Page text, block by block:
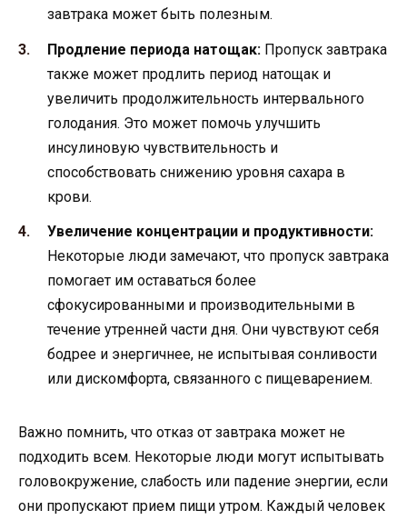
завтрака может быть полезным.
Продление периода натощак: Пропуск завтрака
также может продлить период натощак и
увеличить продолжительность интервального
голодания. Это может помочь улучшить
инсулиновую чувствительность и
способствовать снижению уровня сахара в
крови.
Увеличение концентрации и продуктивности:
Некоторые люди замечают, что пропуск завтрака
помогает им оставаться более
сфокусированными и производительными в
течение утренней части дня. Они чувствуют себя
бодрее и энергичнее, не испытывая сонливости
или дискомфорта, связанного с пищеварением.
Важно помнить, что отказ от завтрака может не
подходить всем. Некоторые люди могут испытывать
головокружение, слабость или падение энергии, если
они пропускают прием пищи утром. Каждый человек